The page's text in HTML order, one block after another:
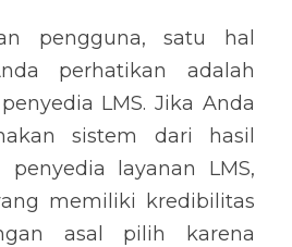
pengguna, satu hal
perhatikan adalah
LMS. Jika Anda
sistem dari hasil
penyedia layanan LMS,
memiliki kredibilitas
asal pilih karena